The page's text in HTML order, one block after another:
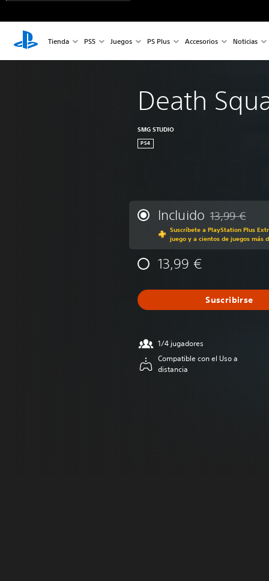
Tienda PS5 Juegos PS Plus Accesorios Noticias
Death
SMG STUDIO
PS4
Incluido Rebajado del
13,99 €
Suscríbete a PlayStation Plus
juego y a cientos de juegos más
13,99 €
Suscribirse
1/4 jugadores
Compatible con el Uso a
distancia